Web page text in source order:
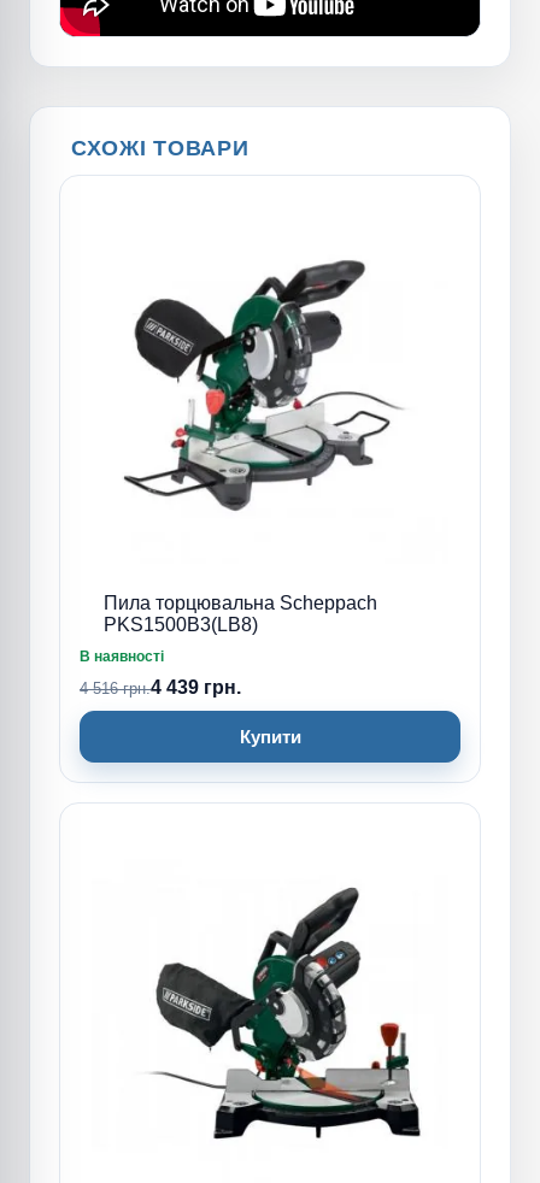
СХОЖІ ТОВАРИ
Пила торцювальна Scheppach
PKS1500B3(LB8)
В наявності
4 516 грн.4 439 грн.
Купити